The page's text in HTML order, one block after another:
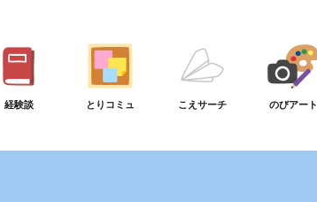
経験談 とりコミュ こえサーチ のびアート